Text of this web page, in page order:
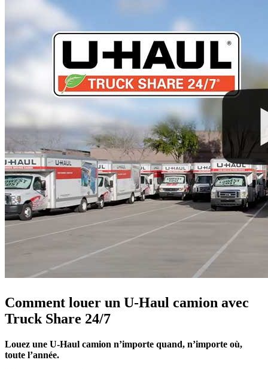
Comment louer un U-Haul camion avec
Truck Share 24/7
Louez une U-Haul camion n’importe quand, n’importe où,
toute l’année.